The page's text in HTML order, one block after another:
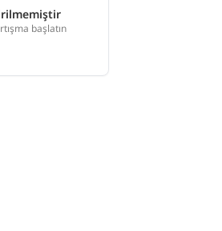
başlatın